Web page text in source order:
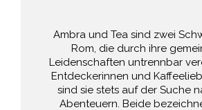
Ambra und Tea sind zwei
Rom, die durch ihre
Leidenschaften untrennbar
Entdeckerinnen und
sind sie stets auf der Suche
Abenteuern. Beide